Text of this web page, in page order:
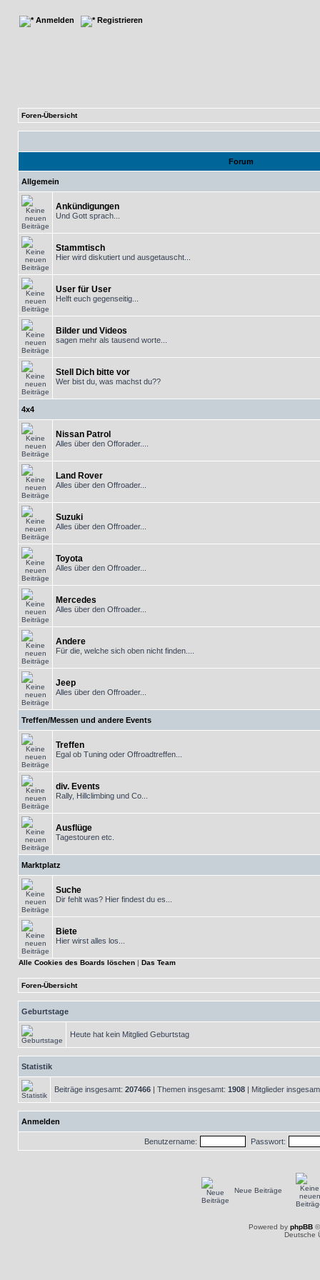
Anmelden Registrieren
Foren-Übersicht
Forum
Allgemein
Ankündigungen
Und Gott sprach...
Stammtisch
Hier wird diskutiert und ausgetauscht...
User für User
Helft euch gegenseitig...
Bilder und Videos
sagen mehr als tausend worte...
Stell Dich bitte vor
Wer bist du, was machst du??
4x4
Nissan Patrol
Alles über den Offorader....
Land Rover
Alles über den Offroader...
Suzuki
Alles über den Offroader...
Toyota
Alles über den Offroader...
Mercedes
Alles über den Offroader...
Andere
Für die, welche sich oben nicht finden....
Jeep
Alles über den Offroader...
Treffen/Messen und andere Events
Treffen
Egal ob Tuning oder Offroadtreffen...
div. Events
Rally, Hillclimbing und Co...
Ausflüge
Tagestouren etc.
Marktplatz
Suche
Dir fehlt was? Hier findest du es...
Biete
Hier wirst alles los...
Alle Cookies des Boards löschen | Das Team
Foren-Übersicht
Geburtstage
Heute hat kein Mitglied Geburtstag
Statistik
Beiträge insgesamt: 207466 | Themen insgesamt: 1908 | Mitglieder
Anmelden
Benutzername: Passwort:
Neue Beiträge
Powered by phpBB
Deutsche